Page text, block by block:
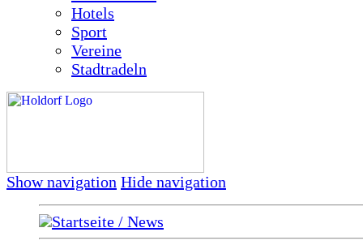
Hotels
Sport
Vereine
Stadtradeln
Show navigation Hide navigation
Startseite / News